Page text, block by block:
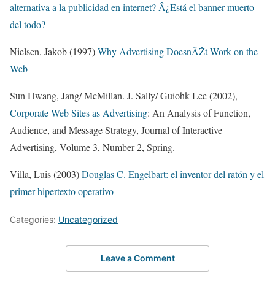
alternativa a la publicidad en internet? Â¿Está el banner muerto
del todo?
Nielsen, Jakob (1997)Why Advertising DoesnÂŽt Work on the
Web
Sun Hwang, Jang/ McMillan. J. Sally/ Guiohk Lee (2002),
Corporate Web Sites as Advertising: An Analysis of Function,
Audience, and Message Strategy, Journal of Interactive
Advertising, Volume 3, Number 2, Spring.
Villa, Luis (2003)Douglas C. Engelbart: el inventor del ratón y el
primer hipertexto operativo
Categories: Uncategorized
Leave a Comment